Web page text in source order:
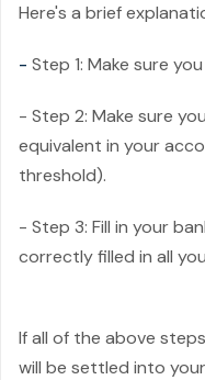
Here's a brief
- Step 1: Make sure
- Step 2: Make sure
equivalent in your
threshold).
- Step 3: Fill in your
correctly filled in all
If all of the above
will be settled into